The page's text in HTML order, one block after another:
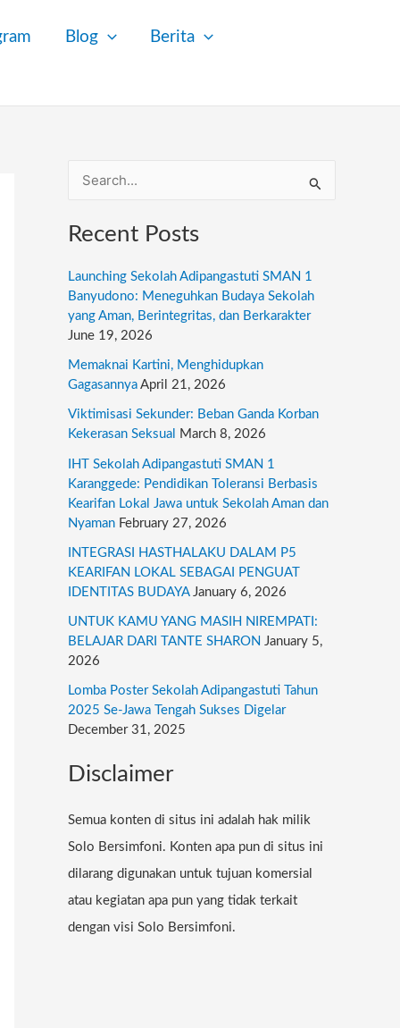
Blog Berita
a
c
h
:
Recent Posts
Launching Sekolah Adipangastuti SMAN 1
Banyudono: Meneguhkan Budaya Sekolah
yang Aman, Berintegritas, dan Berkarakter
June 19, 2026
Memaknai Kartini, Menghidupkan
Gagasannya April 21, 2026
Viktimisasi Sekunder: Beban Ganda Korban
Kekerasan Seksual
March 8, 2026
IHT Sekolah Adipangastuti SMAN 1
Karanggede: Pendidikan Toleransi Berbasis
Kearifan Lokal Jawa untuk Sekolah Aman dan
Nyaman February 27, 2026
INTEGRASI HASTHALAKU DALAM P5
KEARIFAN LOKAL SEBAGAI PENGUAT
IDENTITAS BUDAYA January 6, 2026
UNTUK KAMU YANG MASIH NIREMPATI:
BELAJAR DARI TANTE SHARON January 5,
2026
Lomba Poster Sekolah Adipangastuti Tahun
2025 Se-Jawa Tengah Sukses Digelar
December 31, 2025
Disclaimer
Semua konten di situs ini adalah hak milik
Solo Bersimfoni. Konten apa pun di situs ini
dilarang digunakan untuk tujuan komersial
atau kegiatan apa pun yang tidak terkait
dengan visi Solo Bersimfoni.